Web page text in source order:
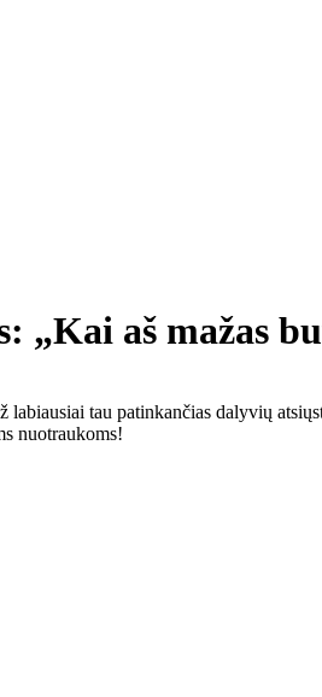
„Kai aš mažas
tau patinkančias dalyvių
nuotraukoms!